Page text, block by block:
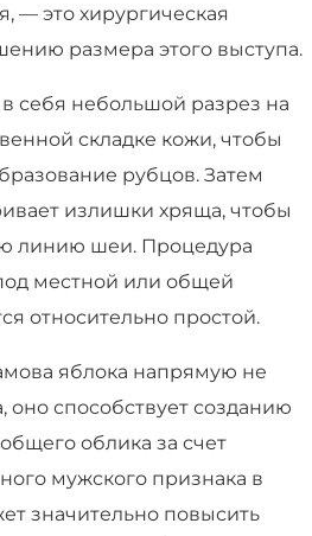
— это хирургическая
размера этого выступа.
себя небольшой разрез на
складке кожи, чтобы
рубцов. Затем
излишки хряща, чтобы
линию шеи. Процедура
местной или общей
относительно простой.
яблока напрямую не
оно способствует созданию
облика за счет
мужского признака в
значительно повысить